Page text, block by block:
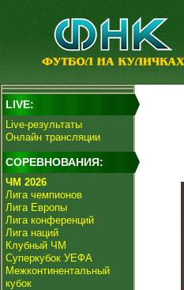
LIVE:
Live-результаты
Онлайн трансляции
СОРЕВНОВАНИЯ:
ЧМ 2026
Лига чемпионов
Лига Европы
Лига конференций
Лига наций
Клубный ЧМ
Суперкубок УЕФА
Межконтинентальный
кубок